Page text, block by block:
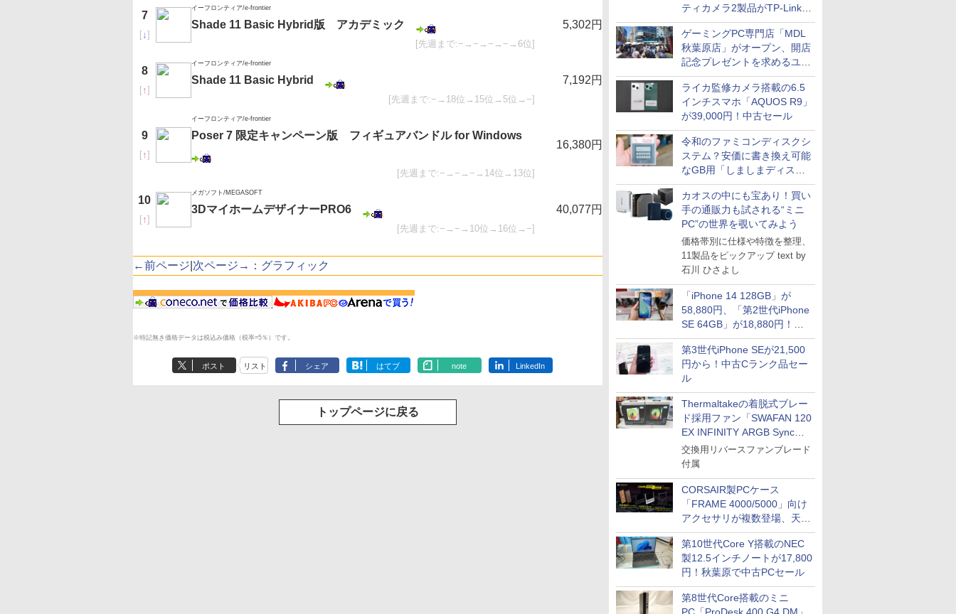
ティカメラ2製品がTP-Linkか
ら
ゲーミングPC専門店「MDL
秋葉原店」がオープン、開店
記念プレゼントを求めるユー
ザーが押し寄せ長蛇の列に
ライカ監修カメラ搭載の6.5
インチスマホ「AQUOS R9」
が39,000円！中古セール
令和のファミコンディスクシ
ステム？安価に書き換え可能
なGB用「しましまディスク
システム」
カオスの中にも宝あり！買い
手の通販力も試される“ミニ
PC”の世界を覗いてみよう
価格帯別に仕様や特徴を整理、
11製品をピックアップ text by
石川 ひさよし
「iPhone 14 128GB」が
58,880円、「第2世代iPhone
SE 64GB」が18,880円！中
古Bランク品セール
第3世代iPhone SEが21,500
円から！中古Cランク品セー
ル
Thermaltakeの着脱式ブレー
ド採用ファン「SWAFAN 120
EX INFINITY ARGB Sync」
に単品パッケージ
交換用リバースファンブレード
付属
CORSAIR製PCケース
「FRAME 4000/5000」向け
アクセサリが複数登場、天然
木製パネルや背面コネクタ対
応トレイなど
第10世代Core Y搭載のNEC
製12.5インチノートが17,800
円！秋葉原で中古PCセール
第8世代Core搭載のミニ
7
[↓]
イーフロンティア/e-frontier
Shade 11 Basic Hybrid版 アカデミック
[先週まで:−→−→−→−→6位]
5,302円
8
[↑]
イーフロンティア/e-frontier
Shade 11 Basic Hybrid
[先週まで:−→18位→15位→5位→−]
7,192円
9
[↑]
イーフロンティア/e-frontier
Poser 7 限定キャンペーン版 フィギュアバンドル for Windows
[先週まで:−→−→−→14位→13位]
16,380円
10
[↑]
メガソフト/MEGASOFT
3DマイホームデザイナーPRO6
[先週まで:−→−→10位→16位→−]
40,077円
←前ページ 次ページ→：グラフィック
※特記無き価格データは税込み価格（税率=5％）です。
ポスト リスト シェア はてブ note LinkedIn
トップページに戻る